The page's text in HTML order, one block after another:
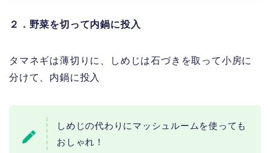
２．野菜を切って内鍋に投入
タマネギは薄切りに、しめじは石づきを取って小房に
分けて、内鍋に投入
しめじの代わりにマッシュルームを使っても
おしゃれ！